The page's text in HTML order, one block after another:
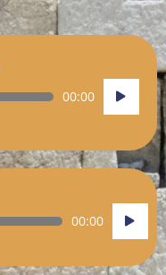
אודיו
00:00
אודיו
00:00